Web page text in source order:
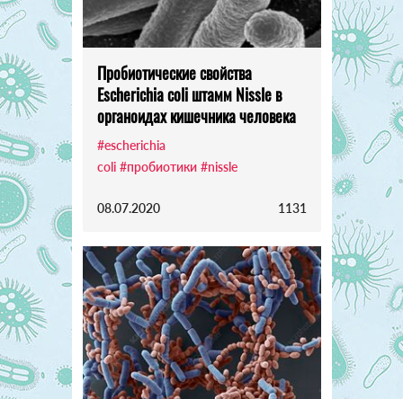
Пробиотические свойства
Escherichia coli штамм Nissle в
органоидах кишечника человека
#escherichia
coli #пробиотики #nissle
08.07.2020 1131